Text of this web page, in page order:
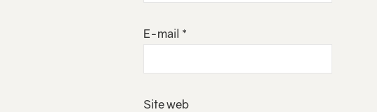
E-mail *
Site web